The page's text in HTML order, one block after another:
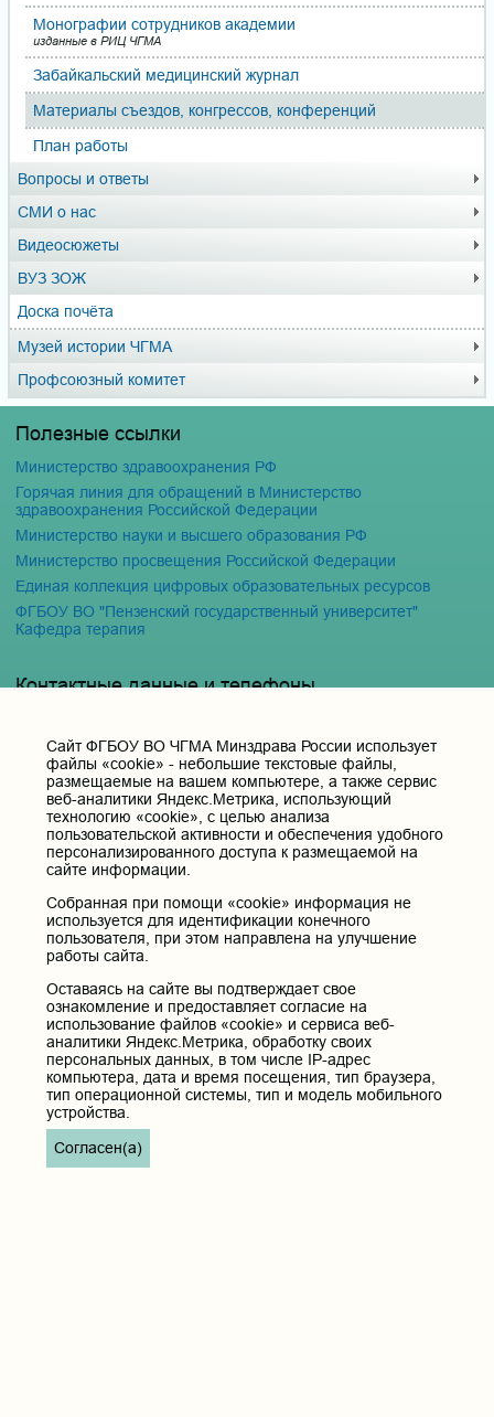
Монографии сотрудников академии
изданные в РИЦ ЧГМА
Забайкальский медицинский журнал
Материалы съездов, кон­грес­сов, конференций
План работы
Вопросы и ответы
СМИ о нас
Видеосюжеты
ВУЗ ЗОЖ
Доска почёта
Музей истории ЧГМА
Профсоюзный комитет
Полезные ссылки
Министерство здравоохранения РФ
Горячая линия для обращений в Министерство
здравоохранения Российской Федерации
Министерство науки и высшего образования РФ
Министерство просвещения Российской Федерации
Единая коллекция цифровых образовательных ресурсов
ФГБОУ ВО "Пензенский государственный университет"
Кафедра терапия
Контактные данные и телефоны
государственная медицинская академия» Министерства
здравоохранения Российской Федерации
Юридический и фактический адрес:
672000, Российская Федерация, Забайкальский край, г. Чита, ул.
Горького, д. 39 «а».
Телефон приёмной ректора:
Электронная почта:
pochta@chitgma.ru
Официальная группа «ВКонтакте»:
https://vk.com/news_chgma
Официальный канал «Телеграмм»:
https://t.me/chgma75
Официальный канал «МАХ»:
https://max.ru/id7536010483_gos
Вход
Cайт ФГБОУ ВО ЧГМА Минздрава России использует
файлы «cookie» - небольшие текстовые файлы,
размещаемые на вашем компьютере, а также сервис
веб-аналитики Яндекс.Метрика, использующий
технологию «cookie», с целью анализа
пользовательской активности и обеспечения удобного
персонализированного доступа к размещаемой на
сайте информации.
Собранная при помощи «cookie» информация не
используется для идентификации конечного
пользователя, при этом направлена на улучшение
работы сайта.
Оставаясь на сайте вы подтверждает свое
ознакомление и предоставляет согласие на
использование файлов «cookie» и сервиса веб-
аналитики Яндекс.Метрика, обработку своих
персональных данных, в том числе IP-адрес
компьютера, дата и время посещения, тип браузера,
тип операционной системы, тип и модель мобильного
устройства.
Согласен(а)